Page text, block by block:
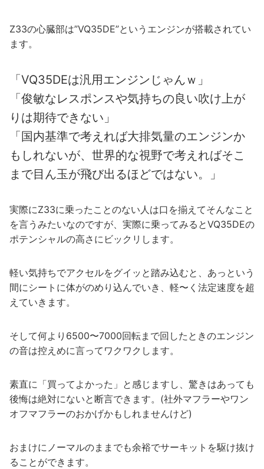
Z33の心臓部は”VQ35DE”というエンジンが搭載されてい
ます。
「VQ35DEは汎用エンジンじゃんｗ」
「俊敏なレスポンスや気持ちの良い吹け上が
りは期待できない」
「国内基準で考えれば大排気量のエンジンか
もしれないが、世界的な視野で考えればそこ
まで目ん玉が飛び出るほどではない。」
実際にZ33に乗ったことのない人は口を揃えてそんなこと
を言うみたいなのですが、実際に乗ってみるとVQ35DEの
ポテンシャルの高さにビックリします。
軽い気持ちでアクセルをグイッと踏み込むと、あっという
間にシートに体がのめり込んでいき、軽〜く法定速度を超
えていきます。
そして何より6500〜7000回転まで回したときのエンジン
の音は控えめに言ってワクワクします。
素直に「買ってよかった」と感じますし、驚きはあっても
後悔は絶対にないと断言できます。(社外マフラーやワン
オフマフラーのおかげかもしれませんけど)
おまけにノーマルのままでも余裕でサーキットを駆け抜け
ることができます。